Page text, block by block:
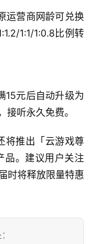
运营商网龄可兑换
1:1/1:0.8比例转
15元后自动升级为
接听永久免费。
将推出「云游戏尊
品。建议用户关注
时将释放限量特惠